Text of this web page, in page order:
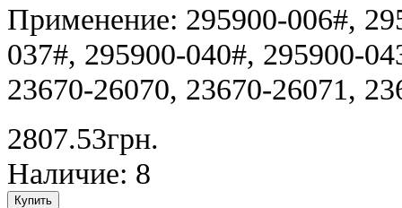
Применение: 295900-006#,
037#, 295900-040#, 295900-
23670-26070, 23670-26071,
2807.53грн.
Наличие: 8